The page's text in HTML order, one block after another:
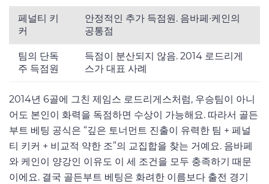
페널티 키
커
안정적인 추가 득점원. 음바페·케인의
공통점
팀의 단독
주 득점원
득점이 분산되지 않음. 2014 로드리게
스가 대표 사례
2014년 6골에 그친 제임스 로드리게스처럼, 우승팀이 아니
어도 본인이 화력을 독점하면 수상이 가능해요. 따라서 골든
부트 베팅 공식은 “깊은 토너먼트 진출이 유력한 팀 + 페널
티 키커 + 비교적 약한 조”의 교집합을 찾는 거예요. 음바페
와 케인이 양강인 이유도 이 세 조건을 모두 충족하기 때문
이에요. 결국 골든부트 베팅은 화려한 이름보다 출전 경기